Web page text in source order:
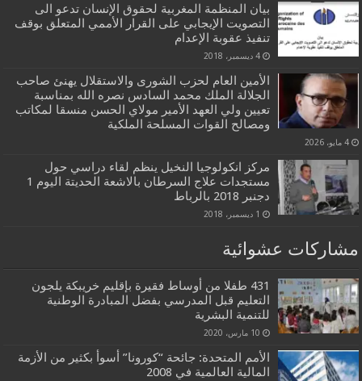
بيان المنظمة المغربية لحقوق الإنسان تدعو الى
التصويت الإيجابي على القرار الأممي المتعلق بوقف
تنفيذ عقوبة الإعدام
4 ديسمبر، 2018
الأمين العام لحزب الشورى والاستقلال يهنئ صاحب
الجلالة الملك محمد السادس نصره الله بمناسبة
تعيين ولي العهد الأمير مولاي الحسن منسقا لمكاتب
ومصالح القوات المسلحة الملكية
4 مايو، 2026
مركز انكولوجيا النخيل ينظم لقاء دراسي حول
مستجدات علاج السرطان بالاشعة الحديتة اليوم 1
دجنبر 2018 بالرباط
1 ديسمبر، 2018
مشاركات عشوائية
431 طفلا من أوساط فقيرة بإقليم خريبكة يلجون
التعليم قبل المدرسي بفضل المبادرة الوطنية
للتنمية البشرية
10 مارس، 2020
الأمم المتحدة: جائحة “كورونا” أسوأ بكثير من الأزمة
المالية العالمية في 2008